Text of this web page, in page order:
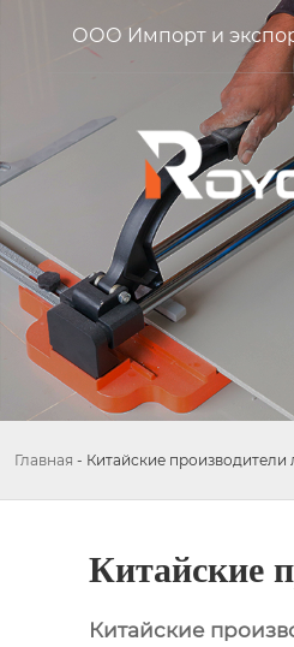
ООО Импорт и
Главная - Китайские производители
Китайские
Китайские